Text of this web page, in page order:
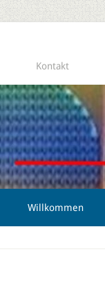
Kontakt
Willkommen